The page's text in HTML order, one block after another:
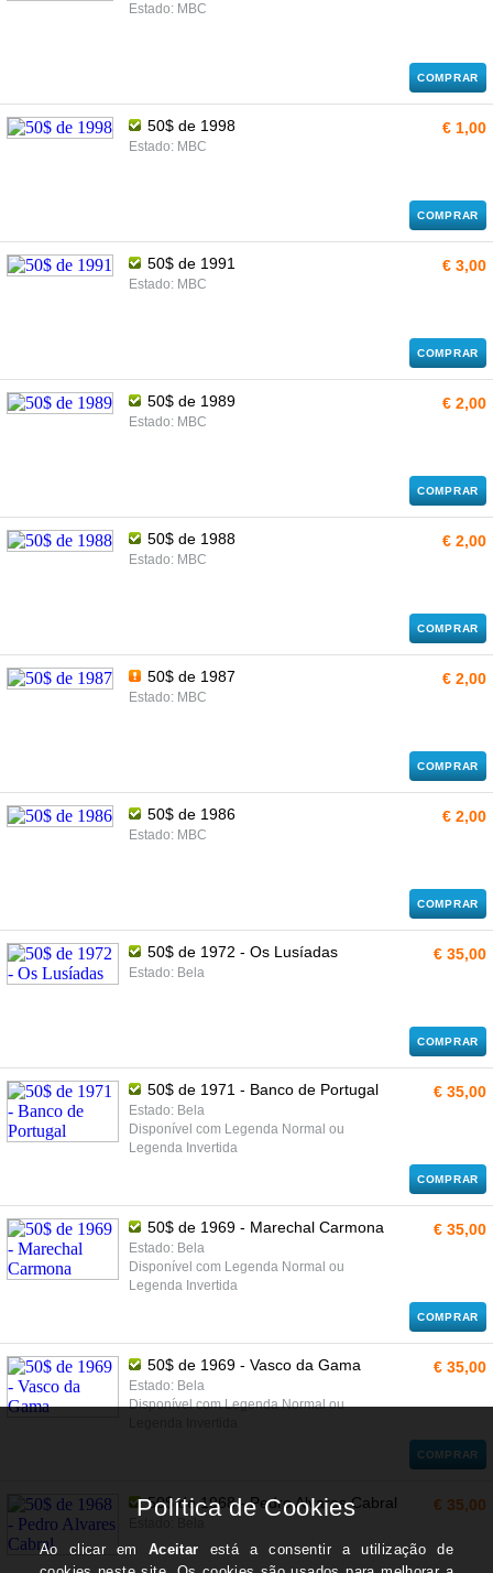
Estado: MBC
COMPRAR
50$ de 1998
Estado: MBC
€ 1,00
COMPRAR
50$ de 1991
Estado: MBC
€ 3,00
COMPRAR
50$ de 1989
Estado: MBC
€ 2,00
COMPRAR
50$ de 1988
Estado: MBC
€ 2,00
COMPRAR
50$ de 1987
Estado: MBC
€ 2,00
COMPRAR
50$ de 1986
Estado: MBC
€ 2,00
COMPRAR
50$ de 1972 - Os Lusíadas
Estado: Bela
€ 35,00
COMPRAR
50$ de 1971 - Banco de Portugal
Estado: Bela
Disponível com Legenda Normal ou
Legenda Invertida
€ 35,00
COMPRAR
50$ de 1969 - Marechal Carmona
Estado: Bela
Disponível com Legenda Normal ou
Legenda Invertida
€ 35,00
COMPRAR
50$ de 1969 - Vasco da Gama
Estado: Bela
Disponível com Legenda Normal ou
€ 35,00
COMPRAR
50$ de 1968 - Pedro Alvares Cabral € 35,00